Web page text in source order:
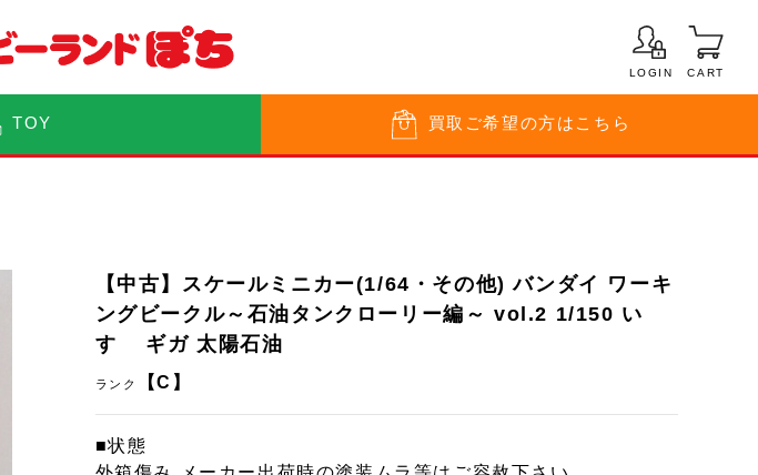
LOGIN CART
TOY 買取 ご希望の方はこちら
【中古】スケールミニカー(1/64・その他) バンダイ ワーキ
ングビークル～石油タンクローリー編～ vol.2 1/150 い
すゞ ギガ 太陽石油
ランク 【C】
■状態